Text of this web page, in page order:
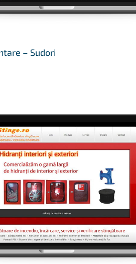
– Sudori